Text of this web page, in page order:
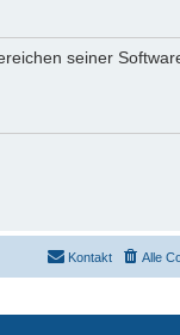
seiner
Alle
Kontakt